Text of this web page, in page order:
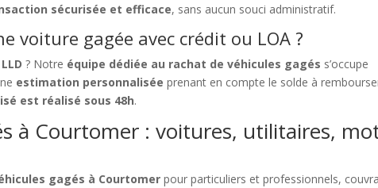
sécurisée et efficace, sans aucun souci administratif.
voiture gagée avec crédit ou LOA ?
? Notre équipe dédiée au rachat de véhicules gagés s’occupe
estimation personnalisée prenant en compte le solde à
est réalisé sous 48h.
à Courtomer : voitures, utilitaires,
gagés à Courtomer pour particuliers et professionnels,